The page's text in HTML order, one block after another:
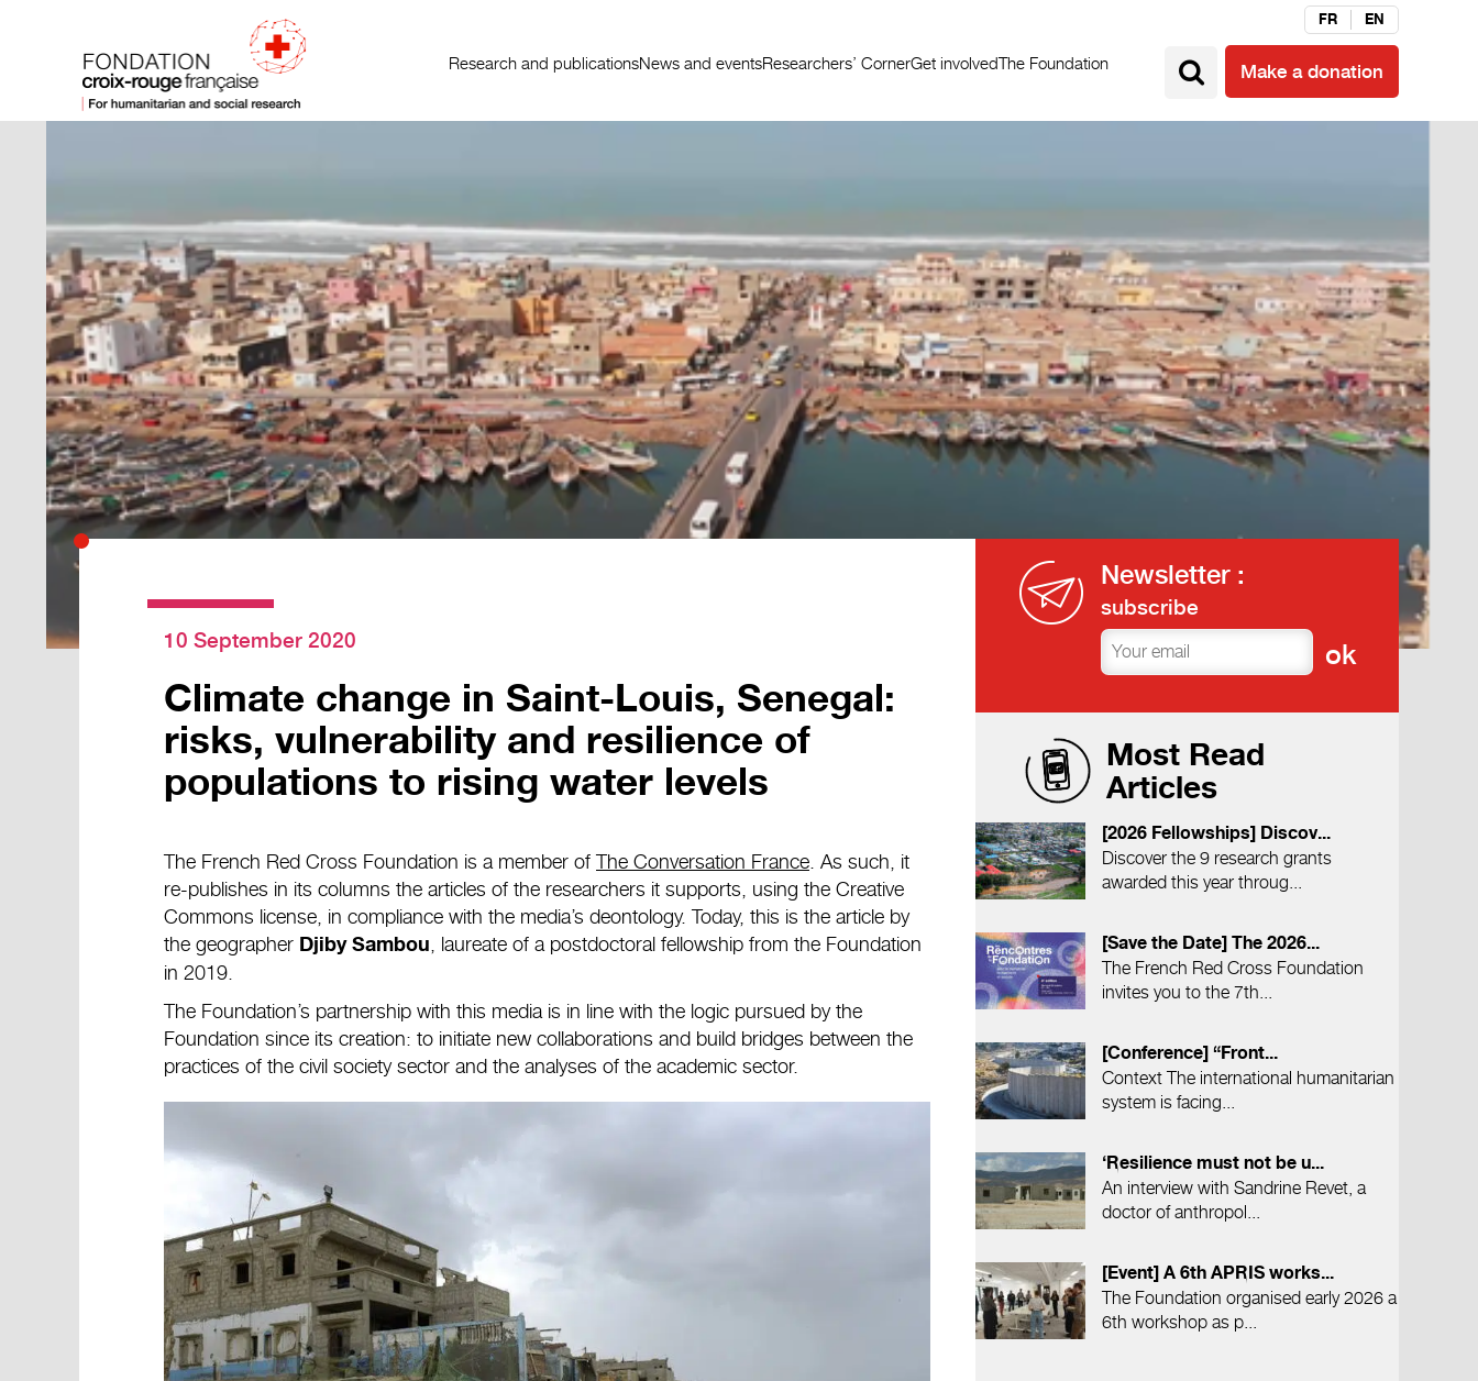
FR EN
Research and publicationsNews and eventsResearchers’ CornerGet involvedThe Foundation Make a donation
10 September 2020
Climate change in Saint-Louis, Senegal:
risks, vulnerability and resilience of
populations to rising water levels
The French Red Cross Foundation is a member ofThe Conversation France . As such, it
re-publishes in its columns the articles of the researchers it supports, using the Creative
Commons license, in compliance with the media’s deontology. Today, this is the article by
the geographer Djiby Sambou
, laureate of a postdoctoral fellowship from the Foundation
in 2019
The Foundation’s partnership with this media is in line with the logic pursued by the
Foundation since its creation: to initiate new collaborations and build bridges between the
practices of the civil society sector and the analyses of the academic sector.
Newsletter :
subscribe
Most Read
Articles
[2026 Fellowships] Discov...
Discover the 9 research grants
awarded this year throug...
[Save the Date] The 2026...
The French Red Cross Foundation
invites you to the 7th...
[Conference] “Front...
Context The international humanitarian
system is facing...
‘Resilience must not be u...
An interview with Sandrine Revet, a
doctor of anthropol...
[Event] A 6th APRIS works...
The Foundation organised early 2026 a
6th workshop as p...